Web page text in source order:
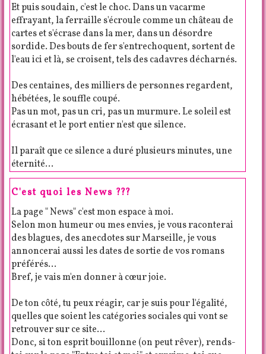
Et puis soudain, c'est le choc. Dans un vacarme
effrayant, la ferraille s'écroule comme un château de
cartes et s'écrase dans la mer, dans un désordre
sordide. Des bouts de fer s'entrechoquent, sortent de
l'eau ici et là, se croisent, tels des cadavres décharnés.
Des centaines, des milliers de personnes regardent,
hébétées, le souffle coupé.
Pas un mot, pas un cri, pas un murmure. Le soleil est
écrasant et le port entier n'est que silence.
Il paraît que ce silence a duré plusieurs minutes, une
éternité...
C'est quoi les News ???
La page " News" c'est mon espace à moi.
Selon mon humeur ou mes envies, je vous raconterai
des blagues, des anecdotes sur Marseille, je vous
annoncerai aussi les dates de sortie de vos romans
préférés...
Bref, je vais m'en donner à cœur joie.
De ton côté, tu peux réagir, car je suis pour l'égalité,
quelles que soient les catégories sociales qui vont se
retrouver sur ce site...
Donc, si ton esprit bouillonne (on peut rêver), rends-